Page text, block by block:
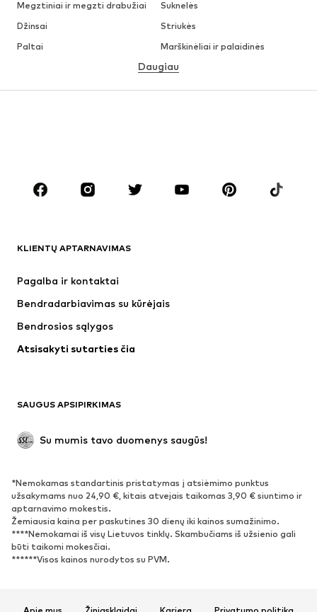
Megztiniai ir megzti drabužiai
Suknelės
Džinsai
Striukės
Paltai
Marškinėliai ir palaidinės
Apatiniai
Aksesuarai
Premium
Naujienos
Apatiniai
Paltai
Proginiai
Išskirtiniai
BATAI
Naujienos
Sportbačiai
Aulinukai
Batai su kulniukais
Auliniai batai
Daugiau
KLIENTŲ APTARNAVIMAS
Pagalba ir kontaktai
Bendradarbiavimas su kūrėjais
Bendrosios sąlygos
Atsisakyti sutarties čia
SAUGUS APSIPIRKIMAS
Su mumis tavo duomenys saugūs!
*Nemokamas standartinis pristatymas į atsiėmimo punktus
užsakymams nuo 24,90 €, kitais atvejais taikomas 3,90 € siuntimo ir
aptarnavimo mokestis.
Žemiausia kaina per paskutines 30 dienų iki kainos sumažinimo.
****Nemokamai iš visų Lietuvos tinklų. Skambučiams iš užsienio gali
būti taikomi mokesčiai.
******Visos kainos nurodytos su PVM.